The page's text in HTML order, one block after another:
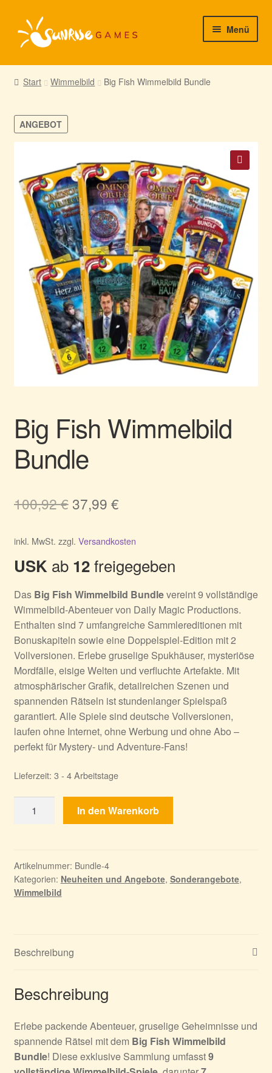
Zur
Navigation
Zum
Inhalt
Menü
► Startseite
► Support/Hilfe
Start Wimmelbild Big Fish Wimmelbild Bundle
ANGEBOT
Big Fish Wimmelbild
Bundle
100,92€ Ursprünglicher
war:
100,92 €
37,99 €Aktueller
ist:
37,99 €.
inkl. MwSt. zzgl. Versandkosten
USKab 12freigegeben
Das Big Fish Wimmelbild Bundlevereint 9 vollständige
Wimmelbild-Abenteuer von Daily Magic Productions.
Enthalten sind 7 umfangreiche Sammlereditionen mit
Bonuskapiteln sowie eine Doppelspiel-Edition mit 2
Vollversionen. Erlebe gruselige Spukhäuser, mysteriöse
Mordfälle, eisige Welten und verfluchte Artefakte. Mit
atmosphärischer Grafik, detailreichen Szenen und
spannenden Rätseln ist stundenlanger Spielspaß
garantiert. Alle Spiele sind deutsche Vollversionen,
laufen ohne Internet, ohne Werbung und ohne Abo –
perfekt für Mystery- und Adventure-Fans!
Lieferzeit: 3 - 4 Arbeitstage
Menge
In den Warenkorb
Artikelnummer: Bundle-4
Kategorien: Neuheiten und Angebote, Sonderangebote,
Wimmelbild
Beschreibung
Beschreibung
Erlebe packende Abenteuer, gruselige Geheimnisse und
spannende Rätsel mit dem Big Fish Wimmelbild
Bundle! Diese exklusive Sammlung umfasst9